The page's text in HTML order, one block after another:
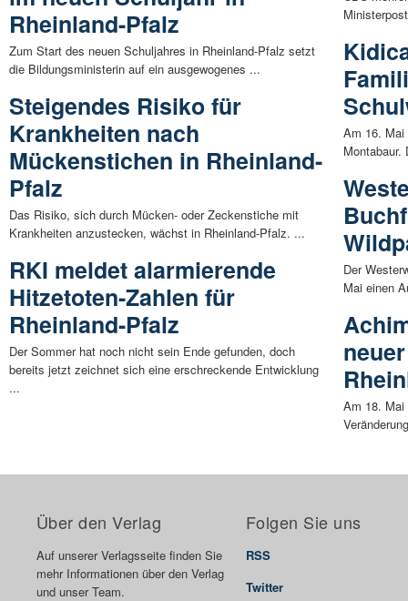
Rheinland-Pfalz
Zum Start des neuen Schuljahres in Rheinland-Pfalz setzt
die Bildungsministerin auf ein ausgewogenes ...
Steigendes Risiko für
Krankheiten nach
Mückenstichen in Rheinland-
Pfalz
Das Risiko, sich durch Mücken- oder Zeckenstiche mit
Krankheiten anzustecken, wächst in Rheinland-Pfalz. ...
RKI meldet alarmierende
Hitzetoten-Zahlen für
Rheinland-Pfalz
Der Sommer hat noch nicht sein Ende gefunden, doch
bereits jetzt zeichnet sich eine erschreckende Entwicklung
...
Am 16.
Montabaur.
Der
Mai einen
Am 18.
Über den Verlag
Auf unserer Verlagsseite finden Sie
mehr Informationen über den Verlag
und unser Team.
Folgen Sie uns
RSS
Twitter